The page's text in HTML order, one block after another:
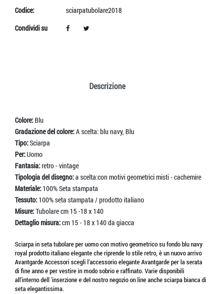
Codice:
sciarpatubolare2018
Condividi su
Descrizione
Colore: Blu
Gradazione del colore:A scelta: blu navy, Blu
Tipo:Sciarpa
Per:Uomo
Fantasia:retro - vintage
Tipologia del disegno:a scelta:con motivi geometrici misti - cachemire
Materiale: 100% Seta stampata
Tessuto: 100% seta stampata / prodotto italiano
Misure:Tubolare cm 15 -18 x 140
Dettaglio misura:cm 15 - 18 x 140 da giacca
Sciarpa in seta tubolare per uomo con motivo geometrico su fondo blu navy
royal prodotto italiano elegante che riprende lo stile retro, è un nuovo arrivo
Avantgarde Accessori scegli l'accessorio elegante Avantgarde per la serata
di fine anno e per vestire in modo sobrio e raffinato. Varie disponibili
all'interno dell 'inserzione e del nostro negozio on line anche sciarpa bianca di
seta elegantissima.